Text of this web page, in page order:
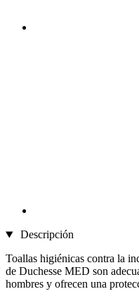
Descripción
Toallas higiénicas contra la
de Duchesse MED son
hombres y ofrecen una